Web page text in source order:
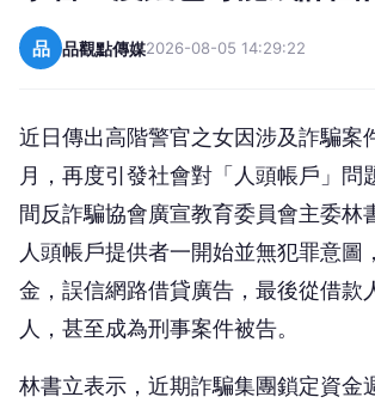
品 品觀點傳媒2026-08-05 14:29:22
近日傳出高階警官之女因涉及詐騙案
月，再度引發社會對「人頭帳戶」問
間反詐騙協會廣宣教育委員會主委林
人頭帳戶提供者一開始並無犯罪意圖
金，誤信網路借貸廣告，最後從借款
人，甚至成為刑事案件被告。
林書立表示，近期詐騙集團鎖定資金